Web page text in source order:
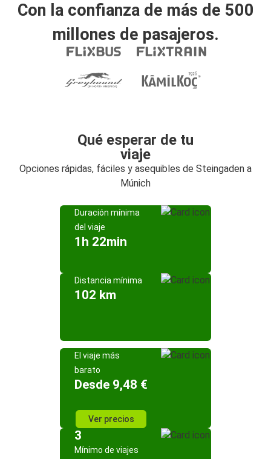
Con la confianza de más de 500
millones de pasajeros.
Qué esperar de tu
viaje
Opciones rápidas, fáciles y asequibles de Steingaden a
Múnich
Duración mínima
del viaje
1h 22min
Distancia mínima
102 km
El viaje más
barato
Desde 9,48 €
Ver precios
3
Mínimo de viajes